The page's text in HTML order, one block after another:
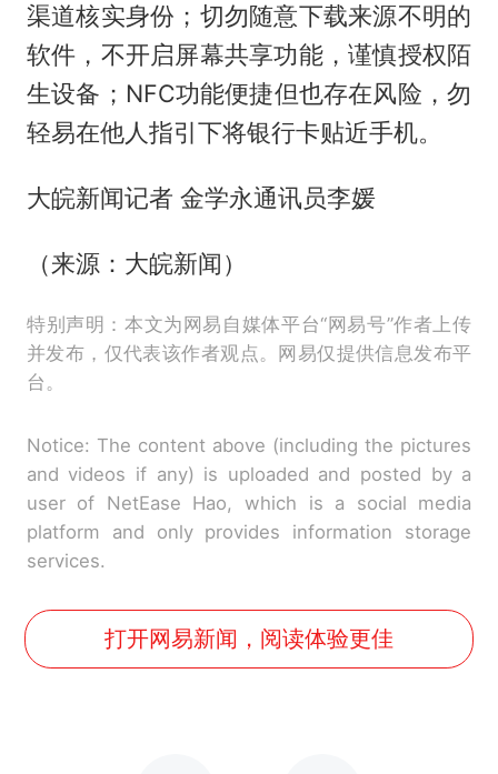
渠道核实身份；切勿随意下载来源不明的
软件，不开启屏幕共享功能，谨慎授权陌
生设备；NFC功能便捷但也存在风险，勿
轻易在他人指引下将银行卡贴近手机。
大皖新闻记者 金学永通讯员李媛
（来源：大皖新闻）
特别声明：本文为网易自媒体平台“网易号”作者上传
并发布，仅代表该作者观点。网易仅提供信息发布平
台。
Notice: The content above (including the pictures
and videos if any) is uploaded and posted by a
user of NetEase Hao, which is a social media
platform and only provides information storage
services.
打开网易新闻，阅读体验更佳